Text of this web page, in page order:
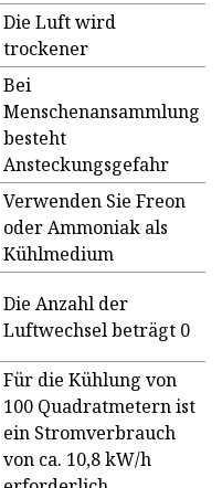
Die Luft wird
trockener
Bei
Menschenansammlung
besteht
Ansteckungsgefahr
Verwenden Sie Freon
oder Ammoniak als
Kühlmedium
Die Anzahl der
Luftwechsel beträgt 0
Für die Kühlung von
100 Quadratmetern ist
ein Stromverbrauch
von ca. 10,8 kW/h